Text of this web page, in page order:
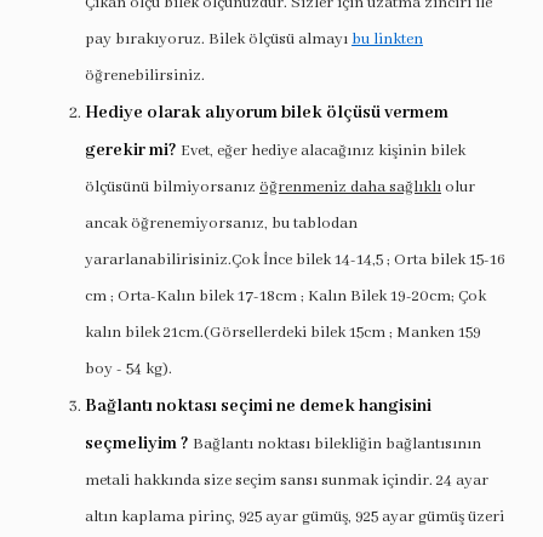
pay bırakıyoruz. Bilek ölçüsü almayı bu linkten
öğrenebilirsiniz.
Hediye olarak alıyorum bilek ölçüsü vermem
gerekir mi? Evet, eğer hediye alacağınız kişinin bilek
ölçüsünü bilmiyorsanız öğrenmeniz daha sağlıklı olur
ancak öğrenemiyorsanız, bu tablodan
yararlanabilirisiniz.Çok İnce bilek 14-14,5 ; Orta bilek 15-16
cm ; Orta-Kalın bilek 17-18cm ; Kalın Bilek 19-20cm; Çok
kalın bilek 21cm.(Görsellerdeki bilek 15cm ; Manken 159
boy - 54 kg).
Bağlantı noktası seçimi ne demek hangisini
seçmeliyim ? Bağlantı noktası bilekliğin bağlantısının
metali hakkında size seçim sansı sunmak içindir. 24 ayar
altın kaplama pirinç, 925 ayar gümüş, 925 ayar gümüş üzeri